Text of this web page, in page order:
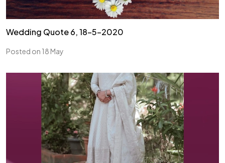
Wedding Quote 6, 18-5-2020
Posted on 18 May